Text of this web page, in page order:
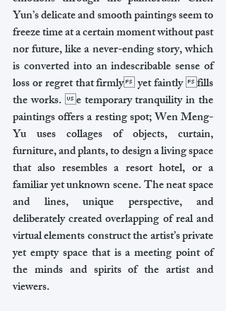
Yun’s delicate and smooth paintings seem to
freeze time at a certain moment without past
nor future, like a never-ending story, which
is converted into an indescribable sense of
loss or regret that firmly yet faintly fills
the works. e temporary tranquility in the
paintings offers a resting spot; Wen Meng-
Yu uses collages of objects, curtain,
furniture, and plants, to design a living space
that also resembles a resort hotel, or a
familiar yet unknown scene. The neat space
and lines, unique perspective, and
deliberately created overlapping of real and
virtual elements construct the artist’s private
yet empty space that is a meeting point of
the minds and spirits of the artist and
viewers.